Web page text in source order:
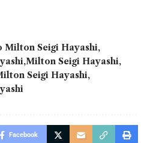
Milton Seigi Hayashi
Milton Seigi Hayashi
Seigi Hayashi
Facebook